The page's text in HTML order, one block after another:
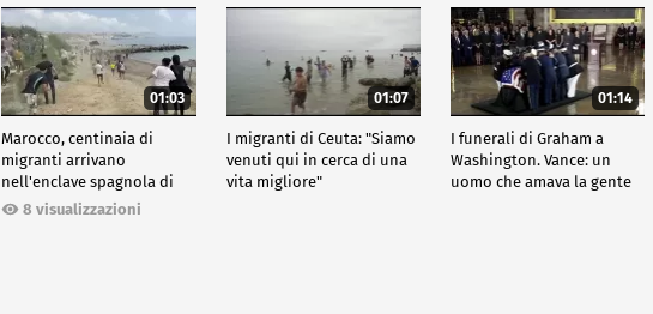
01:03
Marocco, centinaia di
migranti arrivano
nell'enclave spagnola di
Ceuta8 visualizzazioni
01:07
I migranti di Ceuta: "Siamo
venuti qui in cerca di una
vita migliore"
01:14
I funerali di Graham a
Washington. Vance: un
uomo che amava la gente